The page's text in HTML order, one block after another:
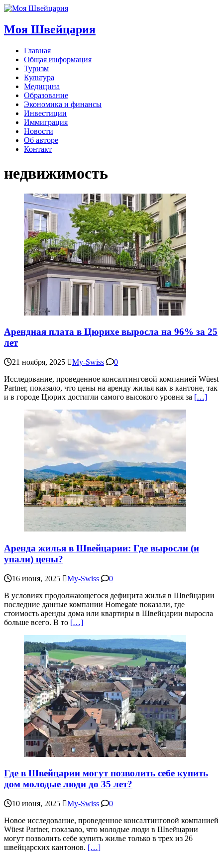
Моя Швейцария
Главная
Общая информация
Туризм
Культура
Медицина
Образование
Экономика и финансы
Инвестиции
Иммиграция
Новости
Об авторе
Контакт
недвижимость
Арендная плата в Цюрихе выросла на 96% за 25
лет
21 ноября, 2025 My-Swiss
0
Исследование, проведенное консалтинговой компанией Wüest
Partner, показало, что цены на аренду жилья как в кантоне, так
и в городе Цюрих достигли самого высокого уровня за […]
Аренда жилья в Швейцарии: Где выросли (и
упали) цены?
16 июня, 2025 My-Swiss
0
В условиях продолжающегося дефицита жилья в Швейцарии
последние данные компании Homegate показали, где
стоимость аренды дома или квартиры в Швейцарии выросла
больше всего. В то […]
Где в Швейцарии могут позволить себе купить
дом молодые люди до 35 лет?
10 июня, 2025 My-Swiss
0
Новое исследование, проведенное консалтинговой компанией
Wüest Partner, показало, что молодые люди в Швейцарии
могут позволить себе купить жилье только в трех из 26
швейцарских кантонов. […]